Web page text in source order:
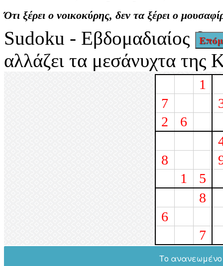
Ότι ξέρει ο νοικοκύρης, δεν τα ξέρει ο
Sudoku - Εβδομαδιαίος
αλλάζει τα μεσάνυχτα της